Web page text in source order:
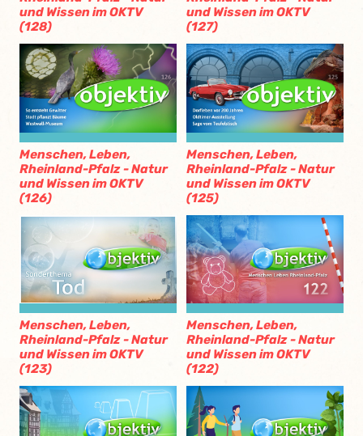
und Wissen im OKTV
(128)
und Wissen im OKTV
(127)
Menschen, Leben,
Rheinland-Pfalz - Natur
und Wissen im OKTV
(126)
Menschen, Leben,
Rheinland-Pfalz - Natur
und Wissen im OKTV
(125)
Menschen, Leben,
Rheinland-Pfalz - Natur
und Wissen im OKTV
(123)
Menschen, Leben,
Rheinland-Pfalz - Natur
und Wissen im OKTV
(122)